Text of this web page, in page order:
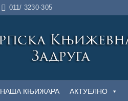
011/ 3230-305
НАША КЊИЖАРА АКТУЕЛНО